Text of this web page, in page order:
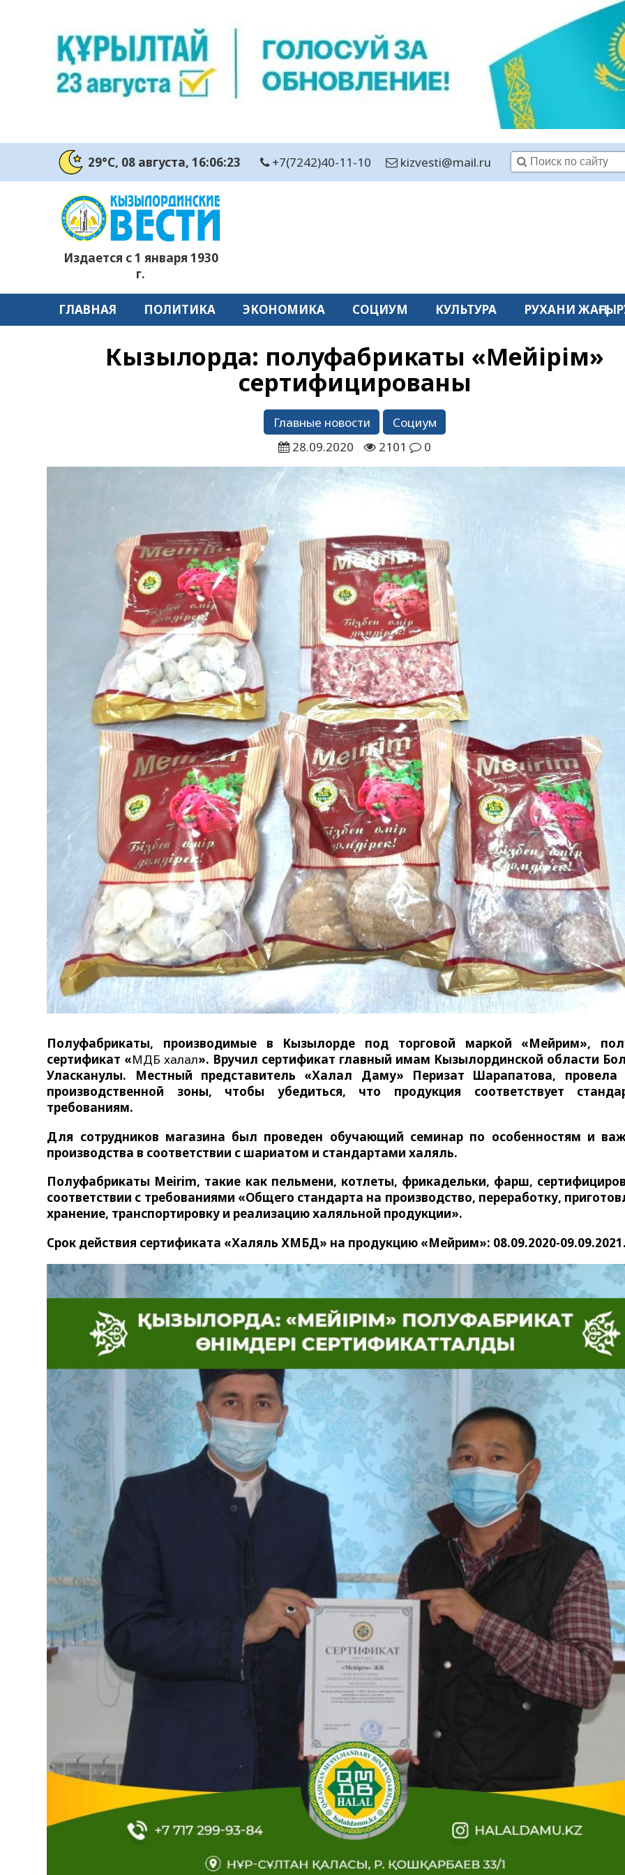
29°C, 08 августа, 16:06:25 +7(7242)40-11-10 kizvesti@mail.ru
Издается с 1 января 1930
г.
ГЛАВНАЯ ПОЛИТИКА ЭКОНОМИКА СОЦИУМ КУЛЬТУРА РУХАНИ
Кызылорда: полуфабрикаты «Мейірім»
сертифицированы
Главные новости
Социум
28.09.2020
2101 0
Полуфабрикаты, производимые в Кызылорде под торговой маркой «Мейрим»,
сертификат «ҚМДБ халал». Вручил сертификат главный имам Кызылординской области
Уласканулы. Местный представитель «Халал Даму» Перизат Шарапатова, провела
производственной зоны, чтобы убедиться, что продукция соответствует
требованиям.
Для сотрудников магазина был проведен обучающий семинар по особенностям и
производства в соответствии с шариатом и стандартами халяль.
Полуфабрикаты Meirim, такие как пельмени, котлеты, фрикадельки, фарш,
соответствии с требованиями «Общего стандарта на производство, переработку,
хранение, транспортировку и реализацию халяльной продукции».
Срок действия сертификата «Халяль ХМБД» на продукцию «Мейрим»: 08.09.2020-09.09.2021.